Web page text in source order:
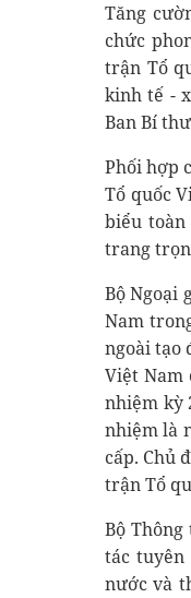
Tăng
chức
trận Tổ
kinh tế -
Ban Bí
Phối hợp
Tổ quốc
biểu toàn
trang
Bộ Ngoại
Nam
ngoài tạo
Việt Nam
nhiệm kỳ
nhiệm là
cấp. Chủ
trận Tổ
Bộ
tác
nước và